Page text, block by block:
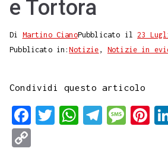
e Tortora
Di Martino CianoPubblicato il23
Pubblicato in:Notizie , Notizie in
Condividi questo articolo
F
T
W
T
M
P